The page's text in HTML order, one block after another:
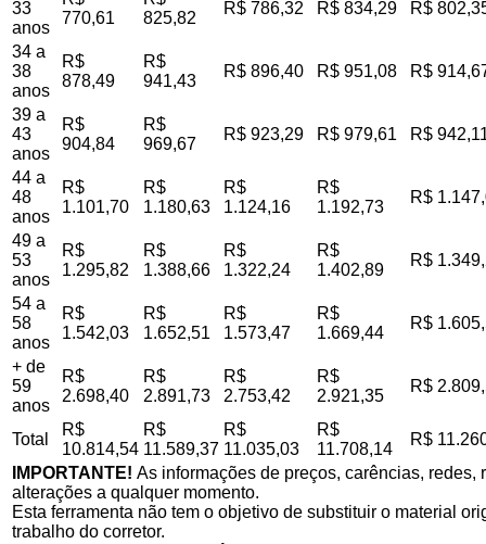
33
anos
770,61
825,82
R$ 786,32 R$ 834,29 R$
34 a
38
anos
R$
878,49
R$
941,43
R$ 896,40 R$ 951,08 R$
39 a
43
anos
R$
904,84
R$
969,67
R$ 923,29 R$ 979,61 R$
44 a
48
anos
R$
1.101,70
R$
1.180,63
R$
1.124,16
R$
1.192,73
R$
49 a
53
anos
R$
1.295,82
R$
1.388,66
R$
1.322,24
R$
1.402,89
R$
54 a
58
anos
R$
1.542,03
R$
1.652,51
R$
1.573,47
R$
1.669,44
R$
+ de
59
anos
R$
2.698,40
R$
2.891,73
R$
2.753,42
R$
2.921,35
R$
Total
R$
10.814,54
R$
11.589,37
R$
11.035,03
R$
11.708,14
R$
IMPORTANTE! As informações de preços, carências,
alterações a qualquer momento.
Esta ferramenta não tem o objetivo de substituir o material
trabalho do corretor.